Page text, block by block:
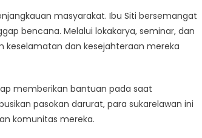
masyarakat. Ibu Siti bersemangat
bencana. Melalui lokakarya, seminar, dan
keselamatan dan kesejahteraan mereka
memberikan bantuan pada saat
pasokan darurat, para sukarelawan ini
komunitas mereka.